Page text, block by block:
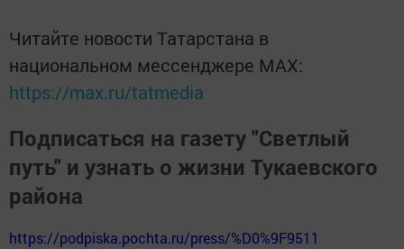
Читайте новости Татарстана в
национальном мессенджере MАХ:
https://max.ru/tatmedia
Подписаться на газету "Светлый
путь" и узнать о жизни Тукаевского
района
https://podpiska.pochta.ru/press/%D0%9F9511